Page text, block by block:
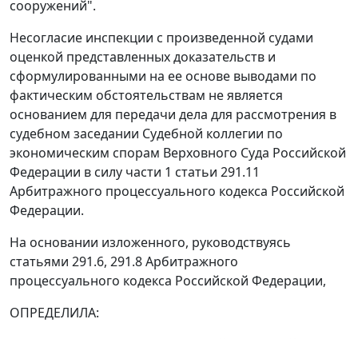
сооружений".
Несогласие инспекции с произведенной судами
оценкой представленных доказательств и
сформулированными на ее основе выводами по
фактическим обстоятельствам не является
основанием для передачи дела для рассмотрения в
судебном заседании Судебной коллегии по
экономическим спорам Верховного Суда Российской
Федерации в силу части 1 статьи 291.11
Арбитражного процессуального кодекса Российской
Федерации.
На основании изложенного, руководствуясь
статьями 291.6, 291.8Арбитражного
процессуального кодекса Российской Федерации,
ОПРЕДЕЛИЛА: